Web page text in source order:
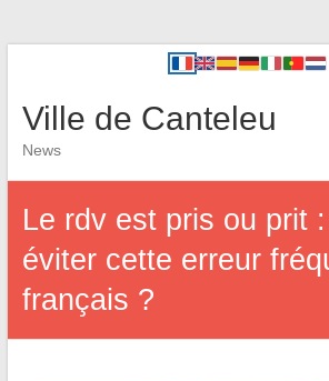
Ville de Canteleu
News
Le rdv est pris ou prit
éviter cette erreur
français ?